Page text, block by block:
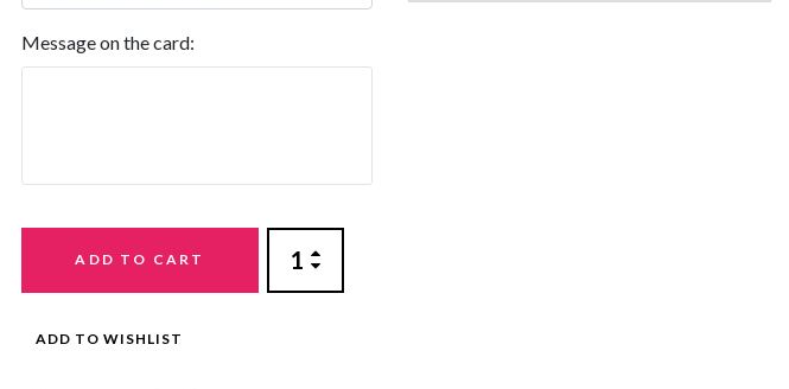
Message on the card:
ADD TO CART
ADD TO WISHLIST